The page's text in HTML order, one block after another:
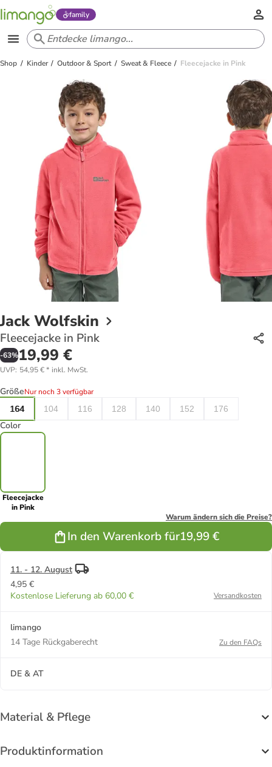
family
Shop Kinder Outdoor & Sport Sweat & Fleece Fleecejacke in Pink
Jack Wolfskin
Fleecejacke in Pink
-63%19,99 €
UVP: 54,95 €* inkl. MwSt.
GrößeNur noch 3 verfügbar
164
104 116 128 140 152 176
Color
Fleecejacke
in Pink
Warum ändern sich die Preise?
In den Warenkorb für19,99 €
11. - 12. August
4,95 €
Kostenlose Lieferung ab 60,00 €
Versandkosten
limango
14 Tage Rückgaberecht
Zu den FAQs
DE & AT
Material & Pflege
Produktinformation